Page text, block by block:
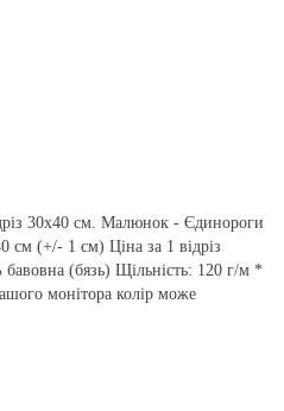
30х40 см. Малюнок - Єдинороги
см (+/- 1 см) Ціна за 1 відріз
бавовна (бязь) Щільність: 120 г/м *
монітора колір може